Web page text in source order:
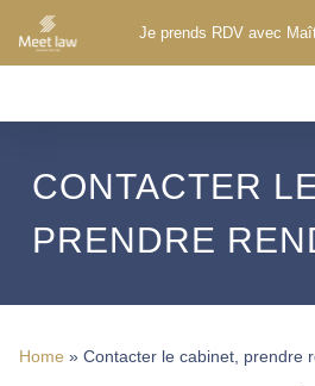
Je prends RDV avec
CONTACTER
PRENDRE
Home » Contacter le cabinet, prendre